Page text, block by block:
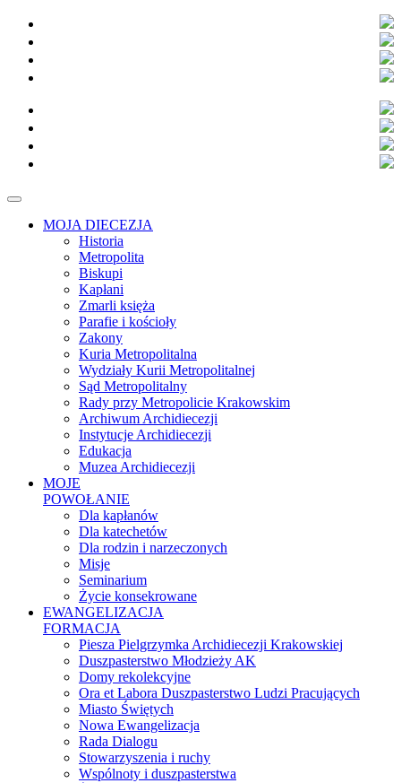
MOJA DIECEZJA
Historia
Metropolita
Biskupi
Kapłani
Zmarli księża
Parafie i kościoły
Zakony
Kuria Metropolitalna
Wydziały Kurii Metropolitalnej
Sąd Metropolitalny
Rady przy Metropolicie Krakowskim
Archiwum Archidiecezji
Instytucje Archidiecezji
Edukacja
Muzea Archidiecezji
MOJE
POWOŁANIE
Dla kapłanów
Dla katechetów
Dla rodzin i narzeczonych
Misje
Seminarium
Życie konsekrowane
EWANGELIZACJA
FORMACJA
Piesza Pielgrzymka Archidiecezji Krakowskiej
Duszpasterstwo Młodzieży AK
Domy rekolekcyjne
Ora et Labora Duszpasterstwo Ludzi Pracujących
Miasto Świętych
Nowa Ewangelizacja
Rada Dialogu
Stowarzyszenia i ruchy
Wspólnoty i duszpasterstwa